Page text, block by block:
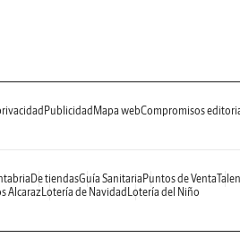
Publicidad Mapa webCompromisos
De tiendasGuía Sanitaria Puntos de Venta
AlcarazLotería de Navidad Lotería del Niño